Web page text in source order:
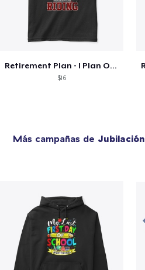
Retirement Plan - I Plan On Riding
$16
Más campañas de Jubilación